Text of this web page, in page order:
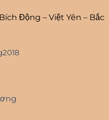
Động – Việt Yên – Bắc